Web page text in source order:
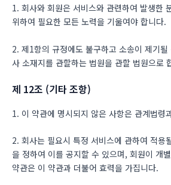
1. 회사와 회원은 서비스와 관련하여 발생한
위하여 필요한 모든 노력을 기울여야 합니다.
2. 제1항의 규정에도 불구하고 소송이 제기
사 소재지를 관할하는 법원을 관할 법원으로
제 12조 (기타 조항)
1. 이 약관에 명시되지 않은 사항은 관계법령
2. 회사는 필요시 특정 서비스에 관하여 적용
을 정하여 이를 공지할 수 있으며, 회원이 개
약관은 이 약관과 더불어 효력을 가집니다.